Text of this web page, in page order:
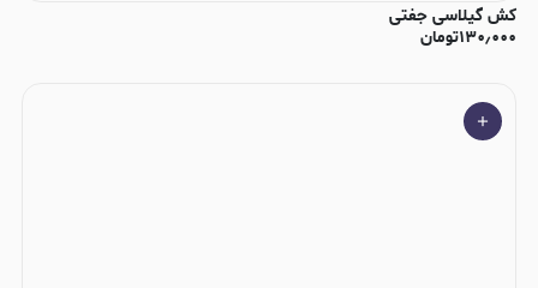
کش گیلاسی جفتی
۱۳۰٫۰۰۰تومان